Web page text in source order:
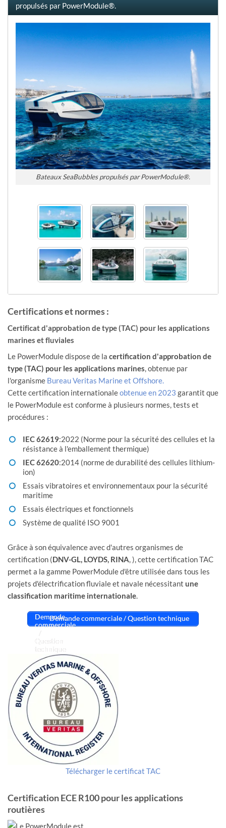
propulsés par PowerModule®.
Bateaux SeaBubbles propulsés par PowerModule®.
Certifications et normes :
Certificat d'approbation de type (TAC) pour les applications
marines et fluviales
Le PowerModule dispose de la certification d'approbation de
type (TAC) pour les applications marines , obtenue par
l'organisme Bureau Veritas Marine et Offshore.
Cette certification internationaleobtenue en 2023 garantit que
le PowerModule est conforme à plusieurs normes, tests et
procédures :
IEC 62619:2022 (Norme pour la sécurité des cellules et la
résistance à l'emballement thermique)
IEC 62620:2014 (norme de durabilité des cellules lithium-
ion)
Essais vibratoires et environnementaux pour la sécurité
maritime
Essais électriques et fonctionnels
Système de qualité ISO 9001
Grâce à son équivalence avec d'autres organismes de
certification (DNV-GL, LOYDS, RINA, ), cette certification TAC
permet a la gamme PowerModule d'être utilisée dans tous les
projets d'électrification fluviale et navale nécessitant une
classification maritime internationale.
Demande commerciale / Question technique
Télécharger le certificat TAC
Certification ECE R100 pour les applications
routières